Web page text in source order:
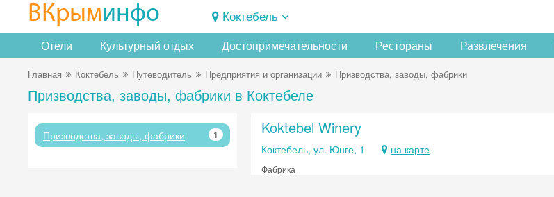
ВКрыминфо Коктебель
Отели Культурный отдых Достопримечательности Рестораны Развлечения
Главная Коктебель Путеводитель Предприятия и организации Призводства, заводы, фабрики
Призводства, заводы, фабрики в Коктебеле
Призводства, заводы, фабрики 1 Koktebel Winery
Коктебель, ул. Юнге, 1 на карте
Фабрика